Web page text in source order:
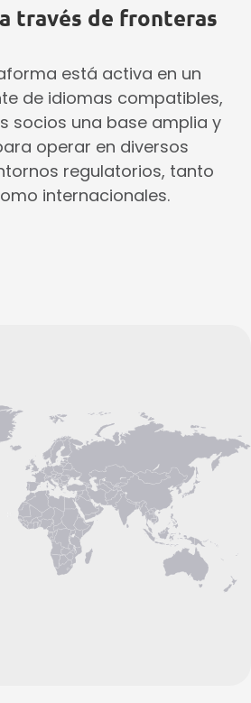
través de fronteras
está activa en un
de idiomas compatibles,
socios una base amplia y
operar en diversos
regulatorios, tanto
internacionales.